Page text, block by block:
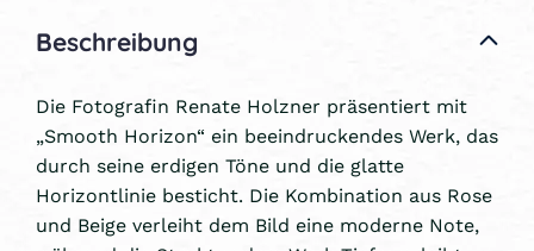
Beschreibung
Die Fotografin Renate Holzner präsentiert mit
„Smooth Horizon“ ein beeindruckendes Werk, das
durch seine erdigen Töne und die glatte
Horizontlinie besticht. Die Kombination aus Rose
und Beige verleiht dem Bild eine moderne Note,